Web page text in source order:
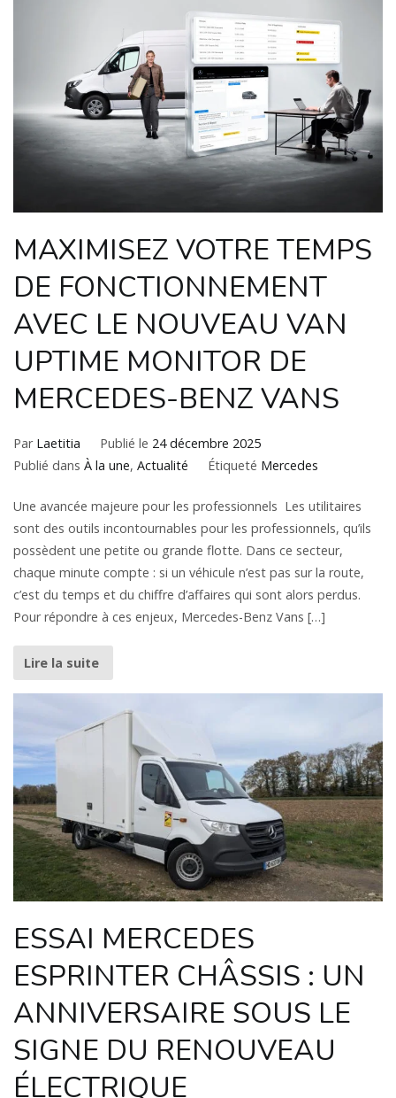
MAXIMISEZ VOTRE TEMPS
DE FONCTIONNEMENT
AVEC LE NOUVEAU VAN
UPTIME MONITOR DE
MERCEDES-BENZ VANS
Par Laetitia Publié le 24 décembre 2025
Publié dans À la une, Actualité Étiqueté Mercedes
Une avancée majeure pour les professionnels Les utilitaires
sont des outils incontournables pour les professionnels, qu’ils
possèdent une petite ou grande flotte. Dans ce secteur,
chaque minute compte : si un véhicule n’est pas sur la route,
c’est du temps et du chiffre d’affaires qui sont alors perdus.
Pour répondre à ces enjeux, Mercedes-Benz Vans […]
Lire la suite
ESSAI MERCEDES
ESPRINTER CHÂSSIS : UN
ANNIVERSAIRE SOUS LE
SIGNE DU RENOUVEAU
ÉLECTRIQUE